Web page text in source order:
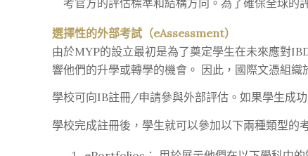
考官方的評估標準和結構方向。為了確保全球的
選擇性的外部考試（eAssessment）
由於MYP的設立最初是為了奠定學生在未來應對
響他們的升學或轉學的機會。 因此，國際文憑組
學校可向IB註冊/申請參與外部評估。如果學生成
學校完成註冊後，學生就可以參加以下兩種類型的